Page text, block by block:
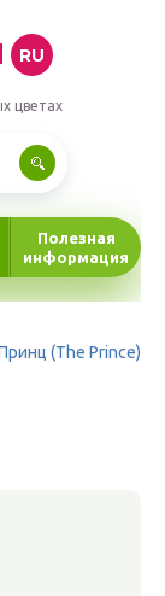
RU
цветах
Полезная
информация
(The Prince)